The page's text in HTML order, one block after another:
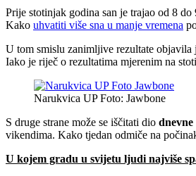
Prije stotinjak godina san je trajao od 8
Kako uhvatiti više sna u manje vremena
U tom smislu zanimljive rezultate objavila
Iako je riječ o rezultatima mjerenim na
Narukvica UP Foto: Jawbone
S druge strane može se iščitati dio
vikendima. Kako tjedan odmiče na
U kojem gradu u svijetu ljudi najviše